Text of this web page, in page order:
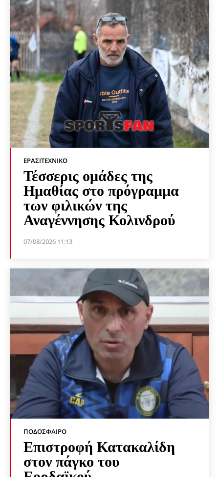
ΕΡΑΣΙΤΕΧΝΙΚΟ
Τέσσερις ομάδες της
Ημαθίας στο πρόγραμμα
των φιλικών της
Αναγέννησης Κολινδρού
07/08/2026 11:13
ΠΟΔΌΣΦΑΙΡΟ
Επιστροφή Κατακαλίδη
στον πάγκο του